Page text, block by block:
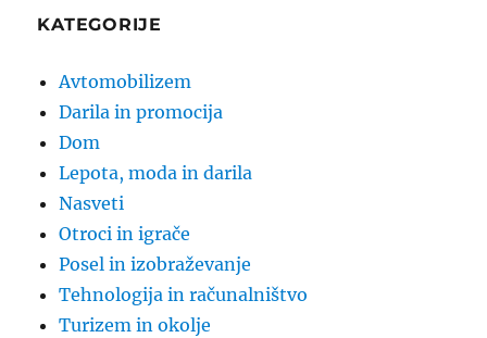
KATEGORIJE
Avtomobilizem
Darila in promocija
Dom
Lepota, moda in darila
Nasveti
Otroci in igrače
Posel in izobraževanje
Tehnologija in računalništvo
Turizem in okolje